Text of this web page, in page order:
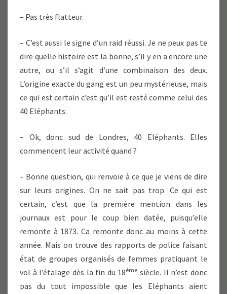
– Pas très flatteur.
– C’est aussi le signe d’un raid réussi. Je ne peux pas te
dire quelle histoire est la bonne, s’il y en a encore une
autre, ou s’il s’agit d’une combinaison des deux.
L’origine exacte du gang est un peu mystérieuse, mais
ce qui est certain c’est qu’il est resté comme celui des
40 Eléphants.
– Ok, donc sud de Londres, 40 Eléphants. Elles
commencent leur activité quand ?
– Bonne question, qui renvoie à ce que je viens de dire
sur leurs origines. On ne sait pas trop. Ce qui est
certain, c’est que la première mention dans les
journaux est pour le coup bien datée, puisqu’elle
remonte à 1873. Ca remonte donc au moins à cette
année. Mais on trouve des rapports de police faisant
état de groupes organisés de femmes pratiquant le
vol à l’étalage dès la fin du 18ème siècle. Il n’est donc
pas du tout impossible que les Eléphants aient